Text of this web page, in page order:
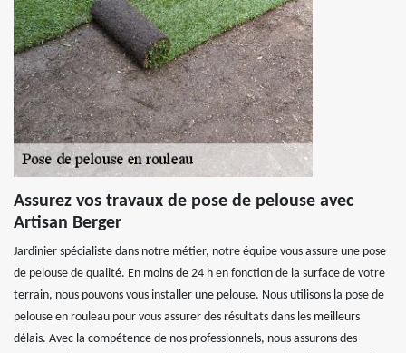
Assurez vos travaux de pose de pelouse avec
Artisan Berger
Jardinier spécialiste dans notre métier, notre équipe vous assure une pose
de pelouse de qualité. En moins de 24 h en fonction de la surface de votre
terrain, nous pouvons vous installer une pelouse. Nous utilisons la pose de
pelouse en rouleau pour vous assurer des résultats dans les meilleurs
délais. Avec la compétence de nos professionnels, nous assurons des